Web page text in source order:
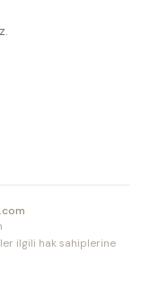
ilgili hak sahiplerine